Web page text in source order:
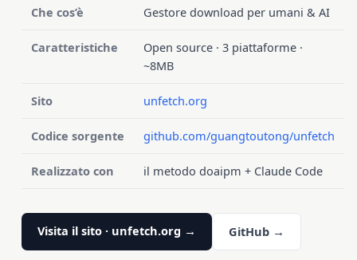
Che cos’è Gestore download per umani & AI
Caratteristiche
Open source · 3 piattaforme ·
~8MB
Sito unfetch.org
Codice sorgente github.com/guangtoutong/unfetch
Realizzato con il metodo doaipm + Claude Code
Visita il sito · unfetch.org → GitHub →